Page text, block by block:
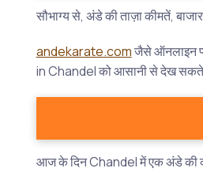
सौभाग्य से, अंडे की ताज़ा कीमतें,
andekarate.comजैसे ऑनलाइन
in Chandel को आसानी से देख सकते
आज के दिन Chandel में एक अंडे की